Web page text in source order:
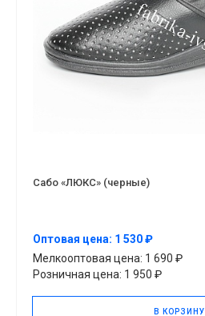
Сабо «ЛЮКС» (черные)
Оптовая цена: 1 530 ₽
Мелкооптовая цена: 1 690 ₽
Розничная цена: 1 950 ₽
В КОРЗИНУ